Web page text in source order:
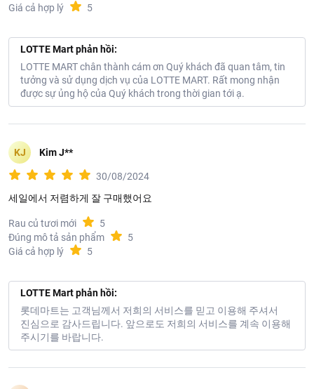
Giá cả hợp lý
5
LOTTE Mart phản hồi:
LOTTE MART chân thành cám ơn Quý khách đã quan tâm, tin
tưởng và sử dụng dịch vụ của LOTTE MART. Rất mong nhận
được sự ủng hộ của Quý khách trong thời gian tới ạ.
KJ Kim J**
30/08/2024
세일에서 저렴하게 잘 구매했어요
Rau củ tươi mới
5
Đúng mô tả sản phẩm
5
Giá cả hợp lý
5
LOTTE Mart phản hồi:
롯데마트는 고객님께서 저희의 서비스를 믿고 이용해 주셔서
진심으로 감사드립니다. 앞으로도 저희의 서비스를 계속 이용해
주시기를 바랍니다.